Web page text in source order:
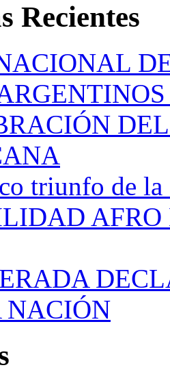
Recientes
triunfo de la
AFRO
NACIÓN